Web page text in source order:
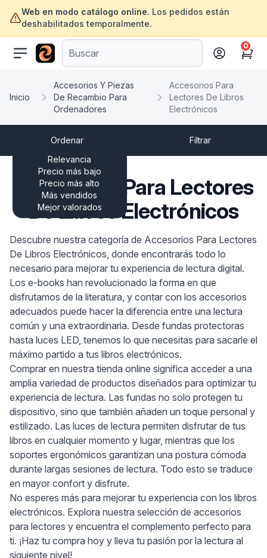
Web en modo catálogo online. Los pedidos están
deshabilitados temporalmente.
ofertasinformatica.com
Cart
0
Inicio
Accesorios Y Piezas
De Recambio Para
Ordenadores
Accesorios Para
Lectores De Libros
Electrónicos
Ordenar
Relevancia
Precio más bajo
Precio más alto
Más vendidos
Mejor valorados
Filtrar
Accesorios Para Lectores
De Libros Electrónicos
Descubre nuestra categoría de Accesorios Para Lectores
De Libros Electrónicos, donde encontrarás todo lo
necesario para mejorar tu experiencia de lectura digital.
Los e-books han revolucionado la forma en que
disfrutamos de la literatura, y contar con los accesorios
adecuados puede hacer la diferencia entre una lectura
común y una extraordinaria. Desde fundas protectoras
hasta luces LED, tenemos lo que necesitas para sacarle el
máximo partido a tus libros electrónicos.
Comprar en nuestra tienda online significa acceder a una
amplia variedad de productos diseñados para optimizar tu
experiencia de lectura. Las fundas no solo protegen tu
dispositivo, sino que también añaden un toque personal y
estilizado. Las luces de lectura permiten disfrutar de tus
libros en cualquier momento y lugar, mientras que los
soportes ergonómicos garantizan una postura cómoda
durante largas sesiones de lectura. Todo esto se traduce
en mayor confort y disfrute.
No esperes más para mejorar tu experiencia con los libros
electrónicos. Explora nuestra selección de accesorios
para lectores y encuentra el complemento perfecto para
ti. ¡Haz tu compra hoy y lleva tu pasión por la lectura al
siguiente nivel!